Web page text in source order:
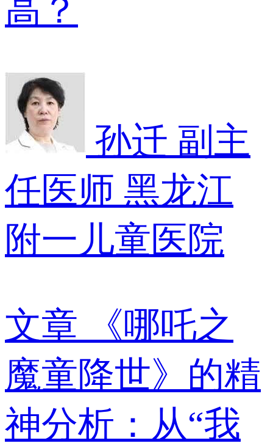
高？
孙迁 副主
任医师 黑龙江
附一儿童医院
文章
《哪吒之
魔童降世》的精
神分析：从“我